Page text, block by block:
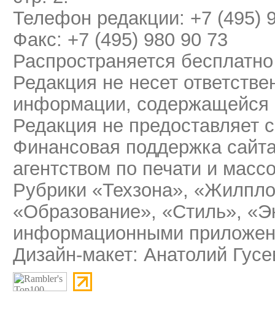
Телефон редакции: +7 (495)
Факс: +7 (495) 980 90 73
Распространяется бесплатно
Редакция не несет
информации, содержащейся
Редакция не предоставляет
Финансовая поддержка
агентством по печати и
Рубрики «Техзона»,
«Образование», «Стиль»,
информационными
Дизайн-макет: Анатолий